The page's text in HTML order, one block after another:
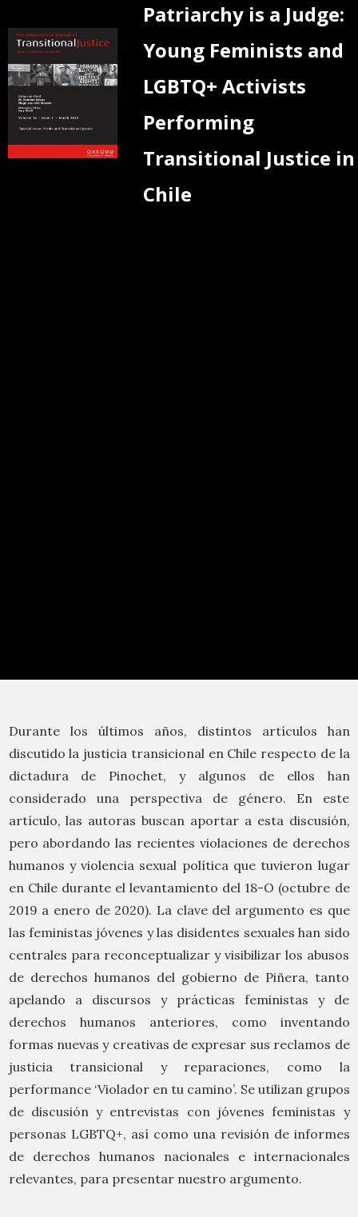
Patriarchy is a Judge:
Young Feminists and
LGBTQ+ Activists
Performing
Transitional Justice in
Chile
Durante los últimos años, distintos artículos han
discutido la justicia transicional en Chile respecto de la
dictadura de Pinochet, y algunos de ellos han
considerado una perspectiva de género. En este
artículo, las autoras buscan aportar a esta discusión,
pero abordando las recientes violaciones de derechos
humanos y violencia sexual política que tuvieron lugar
en Chile durante el levantamiento del 18-O (octubre de
2019 a enero de 2020). La clave del argumento es que
las feministas jóvenes y las disidentes sexuales han sido
centrales para reconceptualizar y visibilizar los abusos
de derechos humanos del gobierno de Piñera, tanto
apelando a discursos y prácticas feministas y de
derechos humanos anteriores, como inventando
formas nuevas y creativas de expresar sus reclamos de
justicia transicional y reparaciones, como la
performance ‘Violador en tu camino’. Se utilizan grupos
de discusión y entrevistas con jóvenes feministas y
personas LGBTQ+, así como una revisión de informes
de derechos humanos nacionales e internacionales
relevantes, para presentar nuestro argumento.